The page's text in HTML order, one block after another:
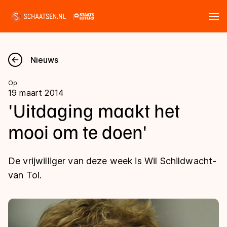
Nieuws
Kalender
Disciplines
Langebaan
Inlineskaten
Uitslagen
Shorttrack
Marathon
Tijden & historie
Ranglijsten Langebaan
Nieuws
Op
19 maart 2014
'Uitdaging maakt het
mooi om te doen'
De vrijwilliger van deze week is Wil Schildwacht-
van Tol.